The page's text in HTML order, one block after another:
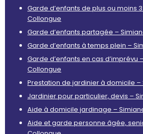
Garde d’enfants de plus ou moins
Collongue
Garde d’enfants partagée –
Garde d’enfants à temps plein –
Garde d’enfants en cas d’imprévu
Collongue
Prestation de jardinier à domicile
Jardinier pour particulier, devis –
Aide à domicile jardinage –
Aide et garde personne âgée,